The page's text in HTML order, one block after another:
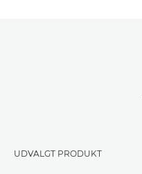
UDVALGT PRODUKT